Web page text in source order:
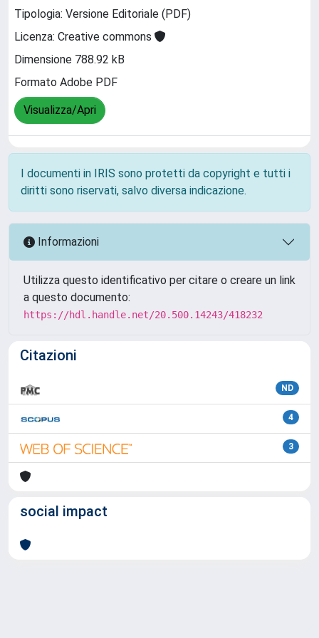
Tipologia: Versione Editoriale (PDF)
Licenza: Creative commons
Dimensione 788.92 kB
Formato Adobe PDF
Visualizza/Apri
I documenti in IRIS sono protetti da copyright e tutti i
diritti sono riservati, salvo diversa indicazione.
Informazioni
Utilizza questo identificativo per citare o creare un link
a questo documento:
https://hdl.handle.net/20.500.14243/418232
Citazioni
ND
4
3
social impact